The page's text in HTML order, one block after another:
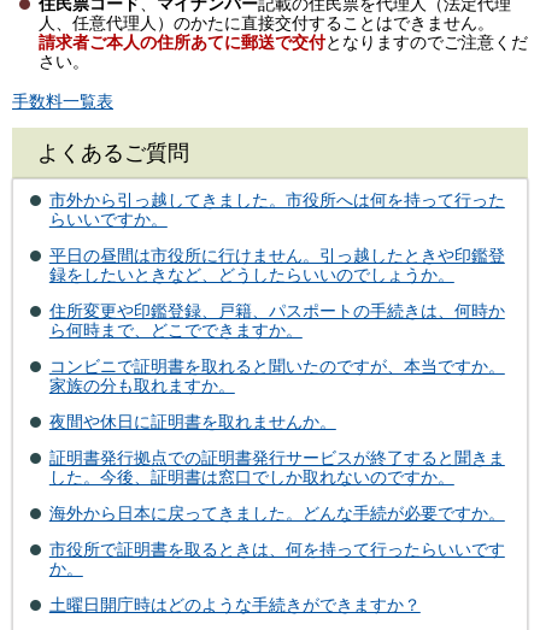
人、任意代理人）のかたに直接交付することはできません。
請求者ご本人の住所あてに郵送で交付となりますのでご注意くだ
さい。
手数料一覧表
よくあるご質問
市外から引っ越してきました。市役所へは何を持って行った
らいいですか。
平日の昼間は市役所に行けません。引っ越したときや印鑑登
録をしたいときなど、どうしたらいいのでしょうか。
住所変更や印鑑登録、戸籍、パスポートの手続きは、何時か
ら何時まで、どこでできますか。
コンビニで証明書を取れると聞いたのですが、本当ですか。
家族の分も取れますか。
夜間や休日に証明書を取れませんか。
証明書発行拠点での証明書発行サービスが終了すると聞きま
した。今後、証明書は窓口でしか取れないのですか。
海外から日本に戻ってきました。どんな手続が必要ですか。
市役所で証明書を取るときは、何を持って行ったらいいです
か。
土曜日開庁時はどのような手続きができますか？